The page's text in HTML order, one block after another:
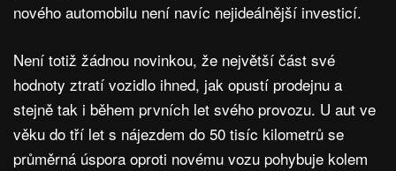
nového automobilu není navíc nejideálnější investicí.
Není totiž žádnou novinkou, že největší část své
hodnoty ztratí vozidlo ihned, jak opustí prodejnu a
stejně tak i během prvních let svého provozu. U aut ve
věku do tří let s nájezdem do 50 tisíc kilometrů se
průměrná úspora oproti novému vozu pohybuje kolem